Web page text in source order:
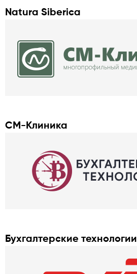
Natura Siberica
СM-Клиника
Бухгалтерские технологии